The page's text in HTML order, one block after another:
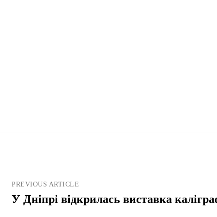
PREVIOUS ARTICLE
У Дніпрі відкрилась виставка